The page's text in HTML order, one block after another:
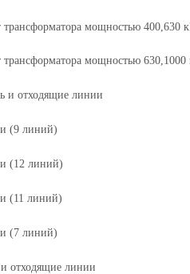
мощностью 400,630
мощностью
и отходящие линии
(9 линий)
(12 линий)
(11 линий)
(7 линий)
отходящие линии